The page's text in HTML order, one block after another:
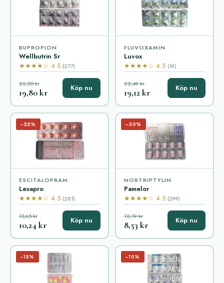
BUPROPION
Wellbutrin Sr
★★★★☆ 4.5 (277)
22,00 kr
19,80 kr Köp nu
FLUVOXAMIN
Luvox
★★★★☆ 4.5 (19)
22,49 kr
19,12 kr Köp nu
−25%
ESCITALOPRAM
Lexapro
★★★★☆ 4.5 (281)
13,65 kr
10,24 kr Köp nu
−30%
NORTRIPTYLIN
Pamelor
★★★★☆ 4.5 (299)
12,19 kr
8,53 kr Köp nu
−15% −10%